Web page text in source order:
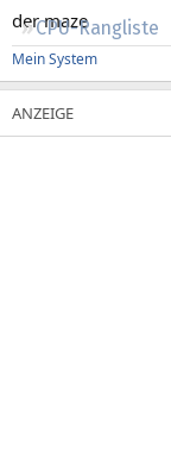
CPU-Rangliste
der maze
Mein System